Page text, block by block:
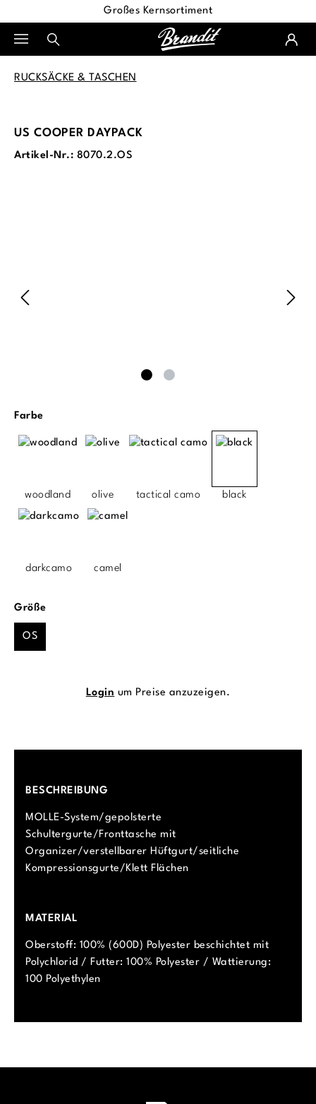
Großes Kernsortiment
RUCKSÄCKE & TASCHEN
US COOPER DAYPACK
Artikel-Nr.: 8070.2.OS
Farbeauswählen
woodland olive tactical camo black
darkcamo camel
Größeauswählen
OS
Login um Preise anzuzeigen.
BESCHREIBUNG
MOLLE-System/gepolsterte
Schultergurte/Fronttasche mit
Organizer/verstellbarer Hüftgurt/seitliche
Kompressionsgurte/Klett Flächen
MATERIAL
Oberstoff: 100% (600D) Polyester beschichtet mit
Polychlorid / Futter: 100% Polyester / Wattierung:
100 Polyethylen